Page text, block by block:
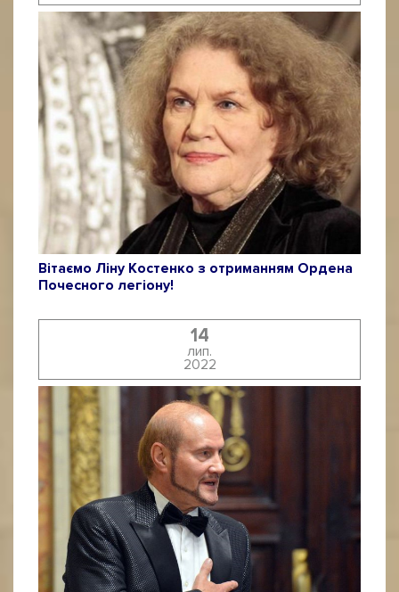
Вітаємо Ліну Костенко з отриманням Ордена
Почесного легіону!
14
лип.
2022